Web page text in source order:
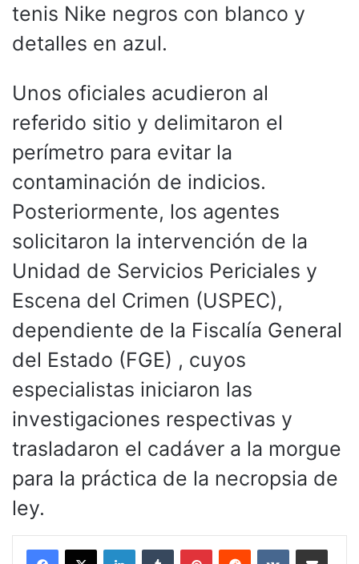
tenis Nike negros con blanco y
detalles en azul.
Unos oficiales acudieron al
referido sitio y delimitaron el
perímetro para evitar la
contaminación de indicios.
Posteriormente, los agentes
solicitaron la intervención de la
Unidad de Servicios Periciales y
Escena del Crimen (USPEC),
dependiente de la Fiscalía General
del Estado (FGE) , cuyos
especialistas iniciaron las
investigaciones respectivas y
trasladaron el cadáver a la morgue
para la práctica de la necropsia de
ley.
LinkedInTumblr PinterestReddit VKontakteCompartir por